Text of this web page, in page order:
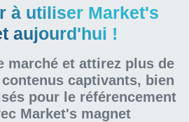
à utiliser Market's
aujourd'hui !
marché et attirez plus de
captivants, bien
pour le référencement
Market's magnet